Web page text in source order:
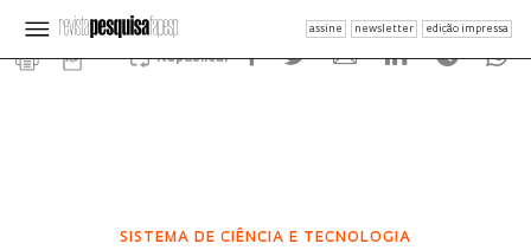
assine newsletter edição impressa
Republicar
SISTEMA DE CIÊNCIA E TECNOLOGIA